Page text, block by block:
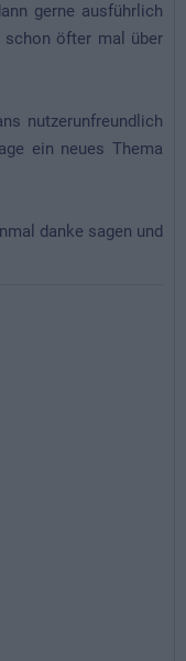
gerne ausführlich
schon öfter mal über
nutzerunfreundlich
ein neues Thema
danke sagen und